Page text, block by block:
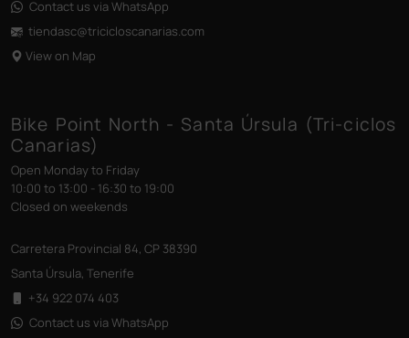
Contact us via WhatsApp
tiendasc@tricicloscanarias.com
View on Map
Bike Point North - Santa Úrsula (Tri-ciclos
Canarias)
Open Monday to Friday
10:00 to 13:00 - 16:30 to 19:00
Closed on weekends
Carretera Provincial 84, CP 38390
Santa Úrsula, Tenerife
+34 922 074 403
Contact us via WhatsApp